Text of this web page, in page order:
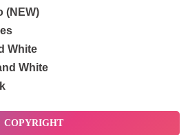
(NEW)
White
White
COPYRIGHT